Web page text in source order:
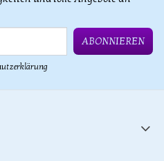
ABONNIEREN